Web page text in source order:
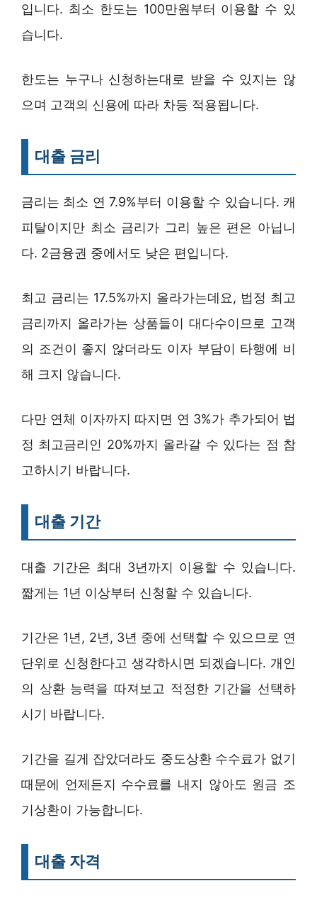
입니다. 최소 한도는 100만원부터 이용할 수 있
습니다.
한도는 누구나 신청하는대로 받을 수 있지는 않
으며 고객의 신용에 따라 차등 적용됩니다.
대출 금리
금리는 최소 연 7.9%부터 이용할 수 있습니다. 캐
피탈이지만 최소 금리가 그리 높은 편은 아닙니
다. 2금융권 중에서도 낮은 편입니다.
최고 금리는 17.5%까지 올라가는데요, 법정 최고
금리까지 올라가는 상품들이 대다수이므로 고객
의 조건이 좋지 않더라도 이자 부담이 타행에 비
해 크지 않습니다.
다만 연체 이자까지 따지면 연 3%가 추가되어 법
정 최고금리인 20%까지 올라갈 수 있다는 점 참
고하시기 바랍니다.
대출 기간
대출 기간은 최대 3년까지 이용할 수 있습니다.
짧게는 1년 이상부터 신청할 수 있습니다.
기간은 1년, 2년, 3년 중에 선택할 수 있으므로 연
단위로 신청한다고 생각하시면 되겠습니다. 개인
의 상환 능력을 따져보고 적정한 기간을 선택하
시기 바랍니다.
기간을 길게 잡았더라도 중도상환 수수료가 없기
때문에 언제든지 수수료를 내지 않아도 원금 조
기상환이 가능합니다.
대출 자격